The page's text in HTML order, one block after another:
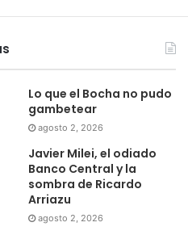
Lo que el Bocha no pudo
gambetear
agosto 2, 2026
Javier Milei, el odiado
Banco Central y la
sombra de Ricardo
Arriazu
agosto 2, 2026